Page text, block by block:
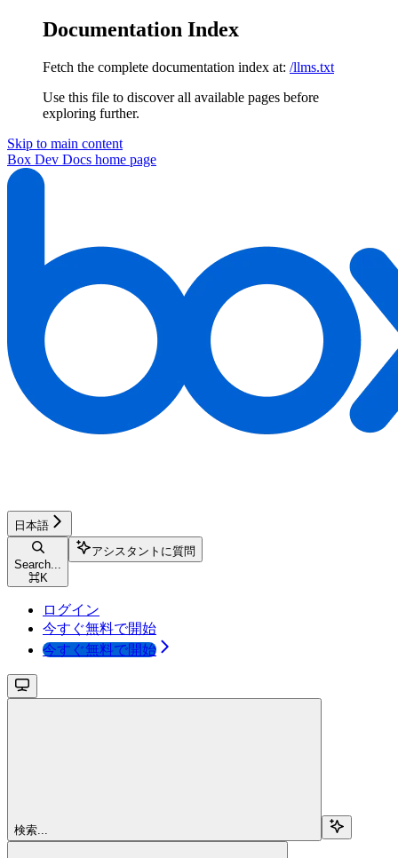
Documentation Index
Fetch the complete documentation index at: /llms.txt
Use this file to discover all available pages before
exploring further.
Skip to main content
Box Dev Docs home page
日本語
Search...
⌘K
アシスタントに質問
ログイン
今すぐ無料で開始
今すぐ無料で開始
検索...